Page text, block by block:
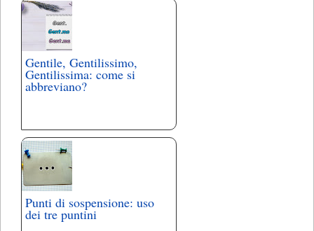
Gentile, Gentilissimo,
Gentilissima: come si
abbreviano?
Punti di sospensione: uso
dei tre puntini